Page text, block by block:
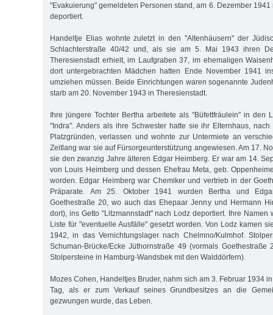
"Evakuierung" gemeldeten Personen stand, am 6. Dezember
deportiert.
Handeltje Elias wohnte zuletzt in den "Altenhäusern" der
Schlachterstraße 40/42 und, als sie am 5. Mai 1943 ihren
Theresienstadt erhielt, im Laufgraben 37, im ehemaligen
dort untergebrachten Mädchen hatten Ende November 1941
umziehen müssen. Beide Einrichtungen waren sogenannte
starb am 20. November 1943 in Theresienstadt.
Ihre jüngere Tochter Bertha arbeitete als "Büfettfräulein" in den
"Indra". Anders als ihre Schwester hatte sie ihr Elternhaus,
Platzgründen, verlassen und wohnte zur Untermiete an
Zeitlang war sie auf Fürsorgeunterstützung angewiesen. Am 17.
sie den zwanzig Jahre älteren Edgar Heimberg. Er war am 14.
von Louis Heimberg und dessen Ehefrau Meta, geb.
worden. Edgar Heimberg war Chemiker und vertrieb in der
Präparate. Am 25. Oktober 1941 wurden Bertha und
Goethestraße 20, wo auch das Ehepaar Jenny und Hermann
dort), ins Getto "Litzmannstadt" nach Lodz deportiert. Ihre Namen
Liste für "eventuelle Ausfälle" gesetzt worden. Von Lodz kamen
1942, in das Vernichtungslager nach Chelmno/Kulmhof.
Schuman-Brücke/Ecke Jüthornstraße 49 (vormals
Stolpersteine in Hamburg-Wandsbek mit den Walddörfern).
Mozes Cohen, Handeltjes Bruder, nahm sich am 3. Februar 1934
Tag, als er zum Verkauf seines Grundbesitzes an die
gezwungen wurde, das Leben.